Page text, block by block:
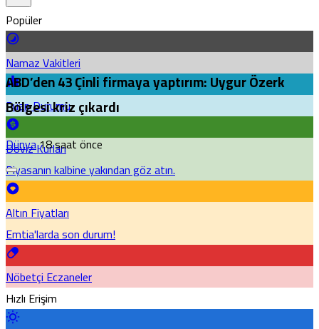
Popüler
Namaz Vakitleri
Puan Durumu
Döviz Kurları
Piyasanın kalbine yakından göz atın.
Altın Fiyatları
Emtia'larda son durum!
Nöbetçi Eczaneler
Hızlı Erişim
ABD’den 43 Çinli firmaya yaptırım: Uygur Özerk
Bölgesi kriz çıkardı
Dünya18 saat önce